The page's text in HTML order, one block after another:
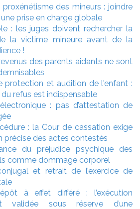
des mineurs : joindre
prise en charge globale
: les juges doivent rechercher la
la victime mineure avant de la
!
des parents aidants ne sont
protection et audition de l'enfant :
refus est indispensable
: pas d’attestation de
: la Cour de cassation exige
précise des actes contestés
du préjudice psychique des
comme dommage corporel
et retrait de l’exercice de
à effet différé : l’exécution
validée sous réserve d’une